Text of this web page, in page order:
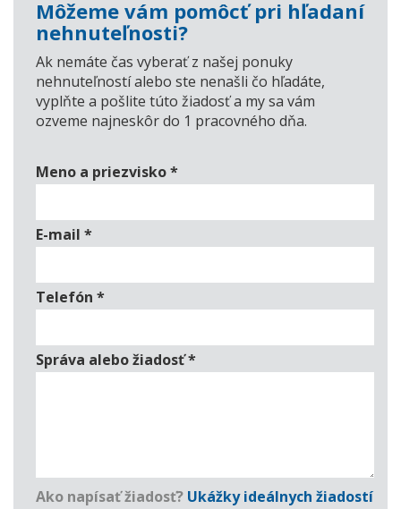
Môžeme vám pomôcť pri hľadaní
nehnuteľnosti?
Ak nemáte čas vyberať z našej ponuky
nehnuteľností alebo ste nenašli čo hľadáte,
vyplňte a pošlite túto žiadosť a my sa vám
ozveme najneskôr do 1 pracovného dňa.
Meno a priezvisko*
E-mail *
Telefón *
Správa alebo žiadosť*
Ako napísať žiadosť? Ukážky ideálnych žiadostí